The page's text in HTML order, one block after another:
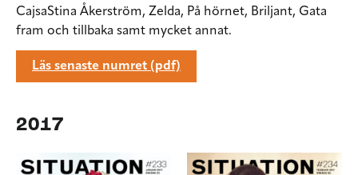
CajsaStina Åkerström, Zelda, På hörnet, Briljant, Gata
fram och tillbaka samt mycket annat.
Läs senaste numret (pdf)
2017